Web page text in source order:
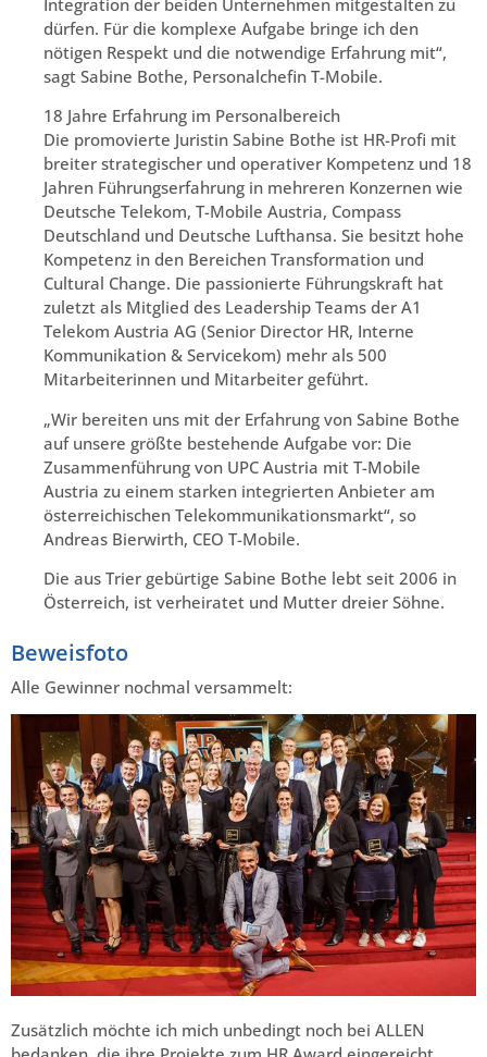
dürfen. Für die komplexe Aufgabe bringe ich den
nötigen Respekt und die notwendige Erfahrung mit“,
sagt Sabine Bothe, Personalchefin T-Mobile.
18 Jahre Erfahrung im Personalbereich
Die promovierte Juristin Sabine Bothe ist HR-Profi mit
breiter strategischer und operativer Kompetenz und 18
Jahren Führungserfahrung in mehreren Konzernen wie
Deutsche Telekom, T-Mobile Austria, Compass
Deutschland und Deutsche Lufthansa. Sie besitzt hohe
Kompetenz in den Bereichen Transformation und
Cultural Change. Die passionierte Führungskraft hat
zuletzt als Mitglied des Leadership Teams der A1
Telekom Austria AG (Senior Director HR, Interne
Kommunikation & Servicekom) mehr als 500
Mitarbeiterinnen und Mitarbeiter geführt.
„Wir bereiten uns mit der Erfahrung von Sabine Bothe
auf unsere größte bestehende Aufgabe vor: Die
Zusammenführung von UPC Austria mit T-Mobile
Austria zu einem starken integrierten Anbieter am
österreichischen Telekommunikationsmarkt“, so
Andreas Bierwirth, CEO T-Mobile.
Die aus Trier gebürtige Sabine Bothe lebt seit 2006 in
Österreich, ist verheiratet und Mutter dreier Söhne.
Beweisfoto
Alle Gewinner nochmal versammelt:
Zusätzlich möchte ich mich unbedingt noch bei ALLEN